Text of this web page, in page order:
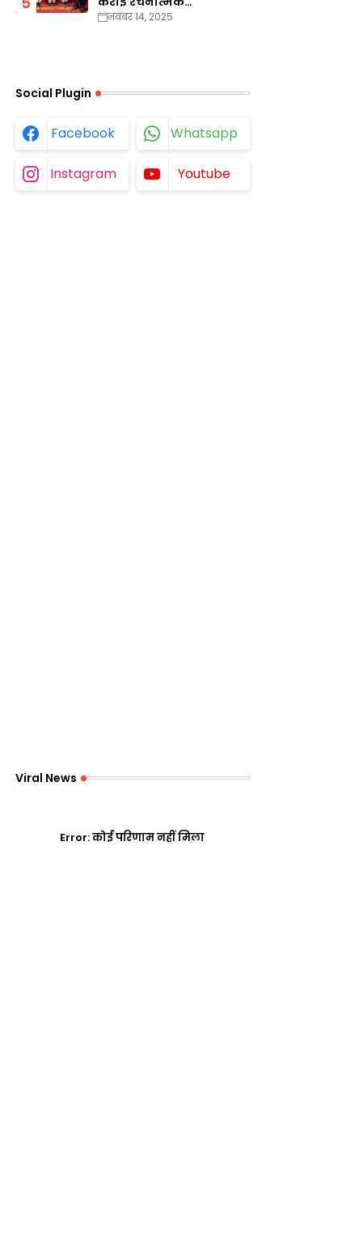
प्रतियोगिताएँ
नवंबर 14, 2025
Social Plugin
Facebook Whatsapp
Instagram Youtube
Viral News
Error:कोई परिणाम नहीं मिला